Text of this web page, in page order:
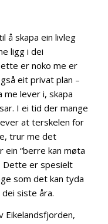
å skapa ein livleg
ligg i dei
er noko me er
eit privat plan –
me lever i, skapa
I ei tid der mange
at terskelen for
trur me det
“berre kan møta
Dette er spesielt
som det kan tyda
siste åra.
Eikelandsfjorden,